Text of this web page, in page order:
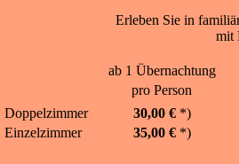
Erleben Sie in
mit
ab 1 Übernachtung
pro Person
Doppelzimmer
30,00 €*)
Einzelzimmer
35,00 €*)